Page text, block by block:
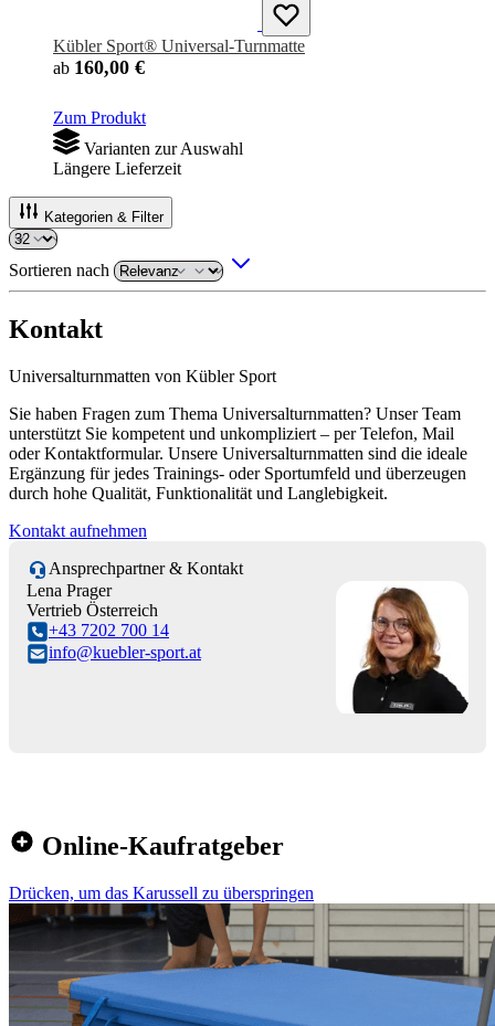
Kübler Sport® Universal-Turnmatte
ab 160,00 €
Zum Produkt
Varianten zur Auswahl
Längere Lieferzeit
Kategorien & Filter
Sortieren nach
Kontakt
Universalturnmatten von Kübler Sport
Sie haben Fragen zum Thema Universalturnmatten? Unser Team
unterstützt Sie kompetent und unkompliziert – per Telefon, Mail
oder Kontaktformular. Unsere Universalturnmatten sind die ideale
Ergänzung für jedes Trainings- oder Sportumfeld und überzeugen
durch hohe Qualität, Funktionalität und Langlebigkeit.
Kontakt aufnehmen
Ansprechpartner & Kontakt
Lena Prager
Vertrieb Österreich
+43 7202 700 14
info@kuebler-sport.at
Online-Kaufratgeber
Drücken, um das Karussell zu überspringen